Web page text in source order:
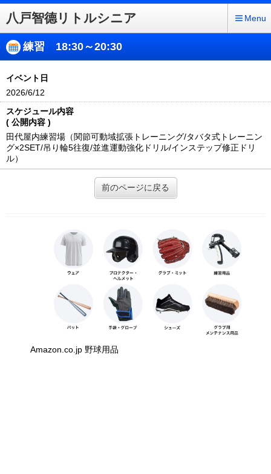
八戸智德リトルシニア Menu
練習 18:30～20:30
イベント日
2026/6/12
スケジュール内容
( 公開内容 )
田代屋内練習場（関節可動域拡張トレーニング/タバタ式トレーニン
グ×2SET/吊り輪5往復/並進運動強化ドリル/インステップ修正ドリ
ル）
前のページに戻る
Amazon.co.jp 野球用品